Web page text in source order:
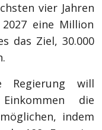
vier Jahren
eine Million
das Ziel, 30.000
Regierung will
die
indem